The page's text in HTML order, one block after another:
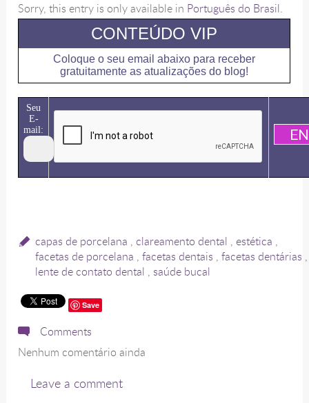
Sorry, this entry is only available in Português do Brasil.
CONTEÚDO VIP
Coloque o seu email abaixo para receber
gratuitamente as atualizações do blog!
Seu
E-
mail:
capas de porcelana , clareamento dental ,estética ,
facetas de porcelana ,facetas dentais ,facetas dentárias ,
lente de contato dental ,saúde bucal
Save
Comments
Nenhum comentário ainda
Leave a comment